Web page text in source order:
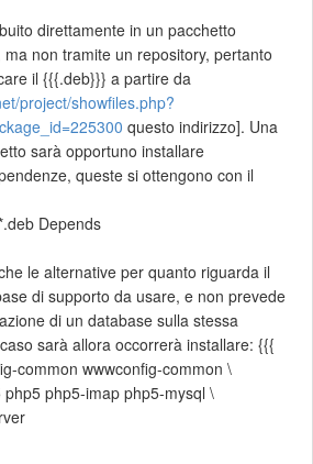
direttamente in un pacchetto
non tramite un repository, pertanto
il {{{.deb}}} a partire da
project/showfiles.php?
questo indirizzo]. Una
sarà opportuno installare
queste si ottengono con il
Depends
le alternative per quanto riguarda il
di supporto da usare, e non prevede
di un database sulla stessa
sarà allora occorrerà installare: {{{
common wwwconfig-common \
php5-imap php5-mysql \